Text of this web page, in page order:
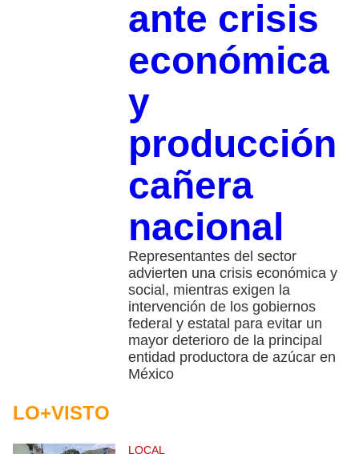
ante crisis
económica
y
producción
cañera
nacional
Representantes del sector
advierten una crisis económica y
social, mientras exigen la
intervención de los gobiernos
federal y estatal para evitar un
mayor deterioro de la principal
entidad productora de azúcar en
México
LO+VISTO
LOCAL